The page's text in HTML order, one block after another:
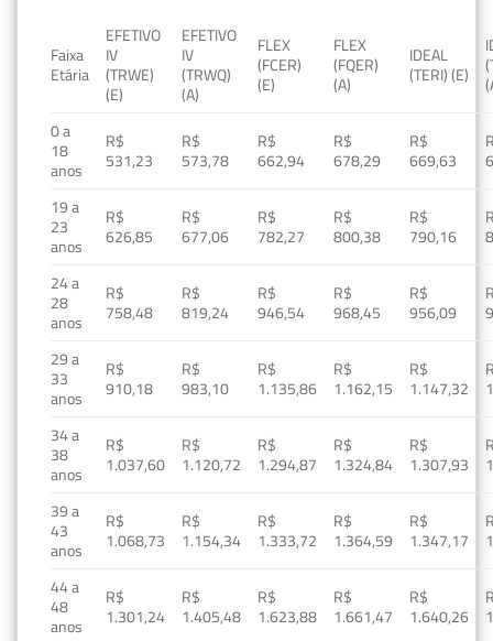
Faixa
Etária
EFETIVO
IV
(TRWE)
(E)
EFETIVO
IV
(TRWQ)
(A)
FLEX
(FCER)
(E)
FLEX
(FQER)
(A)
IDEAL
(TERI) (E)
0 a
18
anos
R$
531,23
R$
573,78
R$
662,94
R$
678,29
R$
669,63
19 a
23
anos
R$
626,85
R$
677,06
R$
782,27
R$
800,38
R$
790,16
24 a
28
anos
R$
758,48
R$
819,24
R$
946,54
R$
968,45
R$
956,09
29 a
33
anos
R$
910,18
R$
983,10
R$
1.135,86
R$
1.162,15
R$
1.147,32
34 a
38
anos
R$
1.037,60
R$
1.120,72
R$
1.294,87
R$
1.324,84
R$
1.307,93
39 a
43
anos
R$
1.068,73
R$
1.154,34
R$
1.333,72
R$
1.364,59
R$
1.347,17
44 a
48
anos
R$
1.301,24
R$
1.405,48
R$
1.623,88
R$
1.661,47
R$
1.640,26